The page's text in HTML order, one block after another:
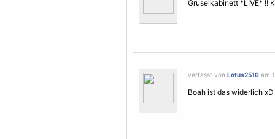
Gruselkabinett *LIVE* !!
verfasst von Lotus2510 am
Boah ist das widerlich